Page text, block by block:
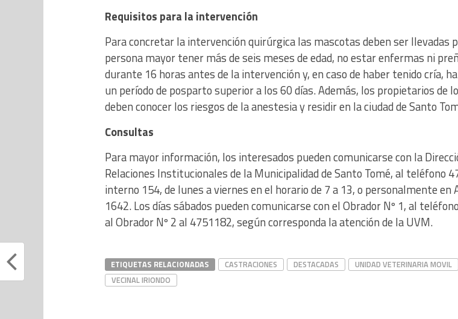
Requisitos para la intervención
Para concretar la intervención quirúrgica las mascotas deben ser llevadas
persona mayor tener más de seis meses de edad, no estar enfermas ni
durante 16 horas antes de la intervención y, en caso de haber tenido cría,
un período de posparto superior a los 60 días. Además, los propietarios de
deben conocer los riesgos de la anestesia y residir en la ciudad de Santo
Consultas
Para mayor información, los interesados pueden comunicarse con la
Relaciones Institucionales de la Municipalidad de Santo Tomé, al teléfono
interno 154, de lunes a viernes en el horario de 7 a 13, o personalmente en
1642. Los días sábados pueden comunicarse con el Obrador Nº 1, al
al Obrador Nº 2 al 4751182, según corresponda la atención de la UVM.
ETIQUETAS RELACIONADAS CASTRACIONES DESTACADAS
UNIDAD VETERINARIA MOVIL
VECINAL IRIONDO